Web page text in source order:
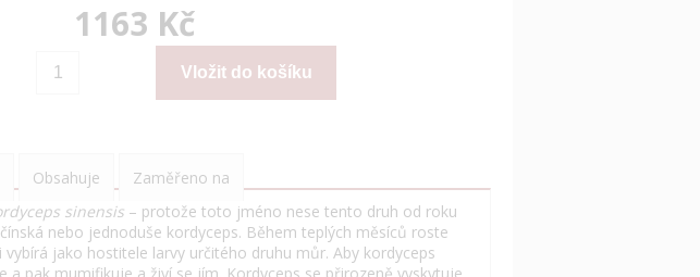
1163 Kč
Obsahuje
Zaměřeno na
sinensis – protože toto jméno nese tento druh od roku
nebo jednoduše kordyceps. Během teplých měsíců roste
jako hostitele larvy určitého druhu můr. Aby kordyceps